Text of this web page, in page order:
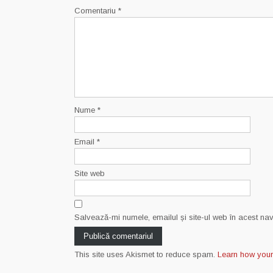
Comentariu *
Nume *
Email *
Site web
Salvează-mi numele, emailul și site-ul web în acest
This site uses Akismet to reduce spam. Learn how